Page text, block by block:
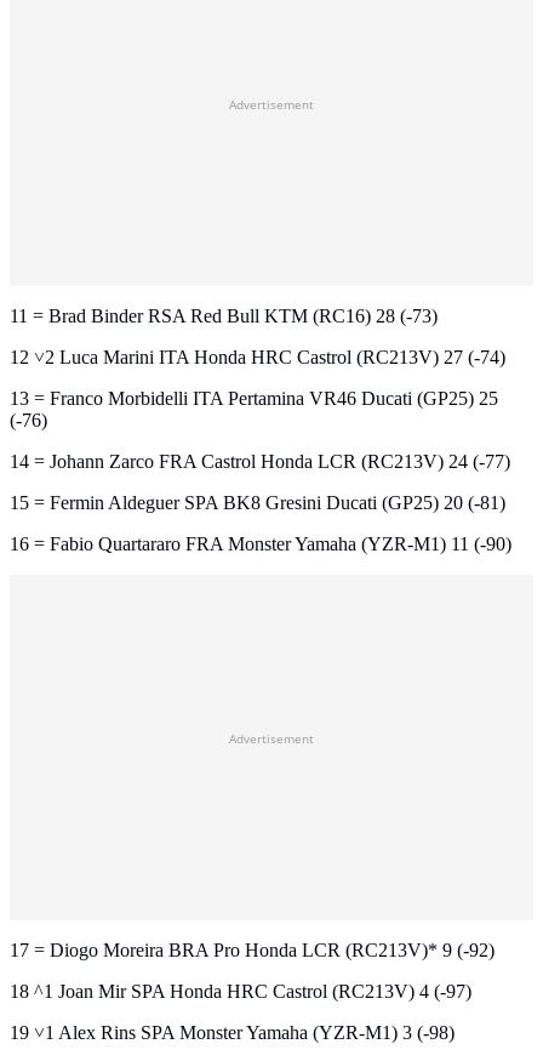
Advertisement
11 = Brad Binder RSA Red Bull KTM (RC16) 28 (-73)
12 ˅2 Luca Marini ITA Honda HRC Castrol (RC213V) 27 (-74)
13 = Franco Morbidelli ITA Pertamina VR46 Ducati (GP25) 25
(-76)
14 = Johann Zarco FRA Castrol Honda LCR (RC213V) 24 (-77)
15 = Fermin Aldeguer SPA BK8 Gresini Ducati (GP25) 20 (-81)
16 = Fabio Quartararo FRA Monster Yamaha (YZR-M1) 11 (-90)
Advertisement
17 = Diogo Moreira BRA Pro Honda LCR (RC213V)* 9 (-92)
18 ^1 Joan Mir SPA Honda HRC Castrol (RC213V) 4 (-97)
19 ˅1 Alex Rins SPA Monster Yamaha (YZR-M1) 3 (-98)